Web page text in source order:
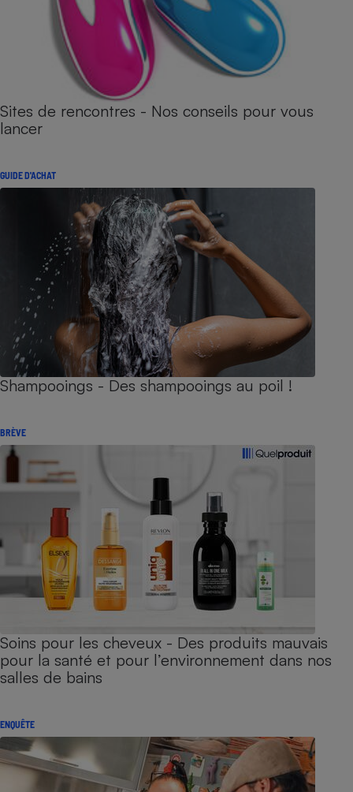
Sites de rencontres - Nos conseils pour vous
lancer
GUIDE D'ACHAT
Shampooings - Des shampooings au poil !
BRÈVE
Soins pour les cheveux - Des produits mauvais
pour la santé et pour l’environnement dans nos
salles de bains
ENQUÊTE